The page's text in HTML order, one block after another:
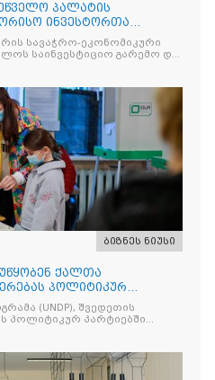
პალატის
ინვესტორთა
ესტუმრა
სავაჭრო-ეკონომიკური
საინვესტიციო გარემო და
ბიზნეს ნიუსი
ქალთა
პოლიტიკურ
(UNDP), შვედეთის
პოლიტიკურ პარტიებში